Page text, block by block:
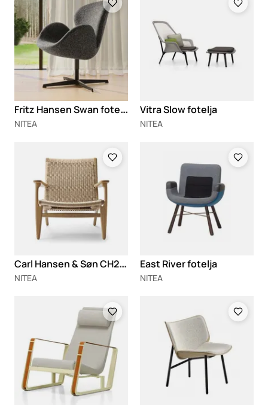
F
ritz Hansen Swan fotelja
NITEA
Vitra Slow fotelja
NITEA
C
arl Hansen & Søn CH25 fotelja
NITEA
East River fotelja
NITEA